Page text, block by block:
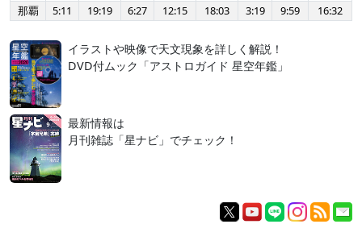
那覇
5:11 19:19 6:27 12:15 18:03 3:19 9:59 16:32
イラストや映像で天文現象を詳しく解説！
DVD付ムック「アストロガイド 星空年鑑」
最新情報は
月刊雑誌「星ナビ」でチェック！